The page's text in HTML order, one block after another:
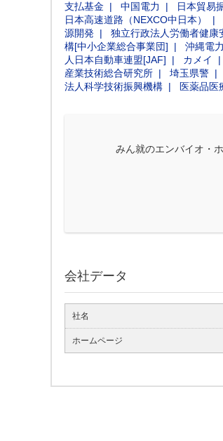
支払基金
中国電力 日本貿易
日本高速道路（NEXCO中日本）
源開発
独立行政法人労働者健康
構[中小企業総合事業団]
沖縄電力
人日本自動車連盟[JAF]
カメイ
産業技術総合研究所
埼玉県警
法人科学技術振興機構
医薬品医
みん就のエンバイオ・
会社データ
社名
ホームページ